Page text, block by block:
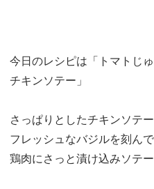
今日のレシピは「トマトじ
チキンソテー」
さっぱりとしたチキンソテー
フレッシュなバジルを刻んで
鶏肉にさっと漬け込みソテ